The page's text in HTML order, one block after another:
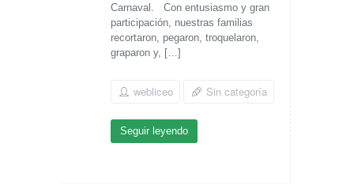
Carnaval. Con entusiasmo y gran
participación, nuestras familias
recortaron, pegaron, troquelaron,
graparon y, […]
webliceo Sin categoría
Seguir leyendo